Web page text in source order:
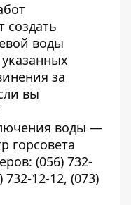
создать
воды
за
вы
воды —
горсовета
(056) 732-
732-12-12, (073)